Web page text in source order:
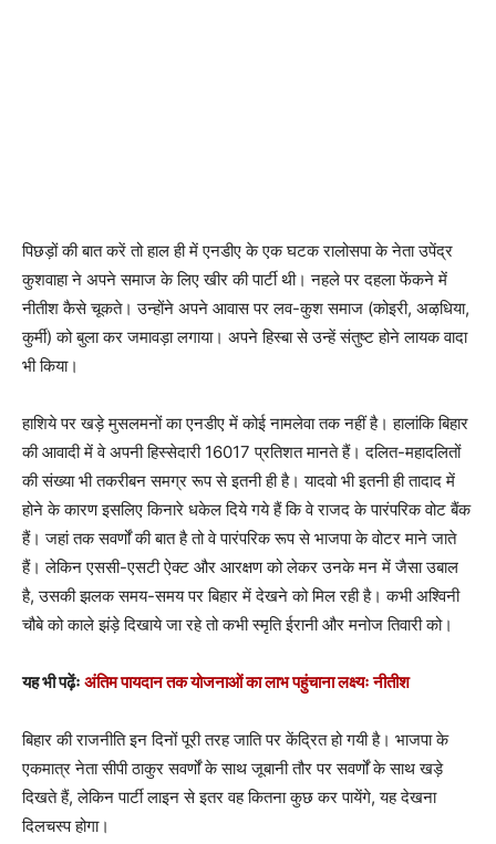
पिछड़ों की बात करें तो हाल ही में एनडीए के एक घटक रालोसपा के नेता उपेंद्र
कुशवाहा ने अपने समाज के लिए खीर की पार्टी थी। नहले पर दहला फेंकने में
नीतीश कैसे चूकते। उन्होंने अपने आवास पर लव-कुश समाज (कोइरी, अऴधिया,
कुर्मी) को बुला कर जमावड़ा लगाया। अपने हिस्बा से उन्हें संतुष्ट होने लायक वादा
भी किया।
हाशिये पर खड़े मुसलमनों का एनडीए में कोई नामलेवा तक नहीं है। हालांकि बिहार
की आवादी में वे अपनी हिस्सेदारी 16017 प्रतिशत मानते हैं। दलित-महादलितों
की संख्या भी तकरीबन समग्र रूप से इतनी ही है। यादवो भी इतनी ही तादाद में
होने के कारण इसलिए किनारे धकेल दिये गये हैं कि वे राजद के पारंपरिक वोट बैंक
हैं। जहां तक सवर्णों की बात है तो वे पारंपरिक रूप से भाजपा के वोटर माने जाते
हैं। लेकिन एससी-एसटी ऐक्ट और आरक्षण को लेकर उनके मन में जैसा उबाल
है, उसकी झलक समय-समय पर बिहार में देखने को मिल रही है। कभी अश्विनी
चौबे को काले झंड़े दिखाये जा रहे तो कभी स्मृति ईरानी और मनोज तिवारी को।
यह भी पढ़ेंः अंतिम पायदान तक योजनाओं का लाभ पहुंचाना लक्ष्यः नीतीश
बिहार की राजनीति इन दिनों पूरी तरह जाति पर केंद्रित हो गयी है। भाजपा के
एकमात्र नेता सीपी ठाकुर सवर्णों के साथ जूबानी तौर पर सवर्णों के साथ खड़े
दिखते हैं, लेकिन पार्टी लाइन से इतर वह कितना कुछ कर पायेंगे, यह देखना
दिलचस्प होगा।